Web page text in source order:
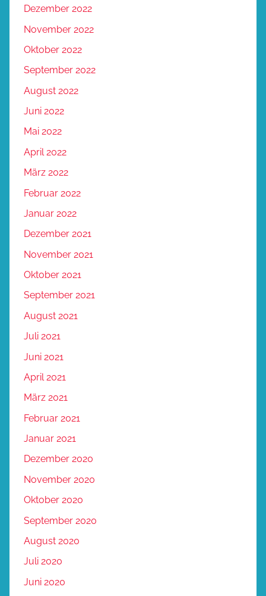
Dezember 2022
November 2022
Oktober 2022
September 2022
August 2022
Juni 2022
Mai 2022
April 2022
März 2022
Februar 2022
Januar 2022
Dezember 2021
November 2021
Oktober 2021
September 2021
August 2021
Juli 2021
Juni 2021
April 2021
März 2021
Februar 2021
Januar 2021
Dezember 2020
November 2020
Oktober 2020
September 2020
August 2020
Juli 2020
Juni 2020